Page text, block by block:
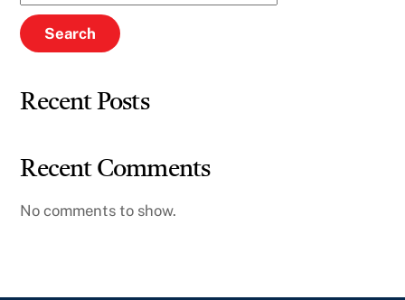
Search
Recent Posts
Recent Comments
No comments to show.